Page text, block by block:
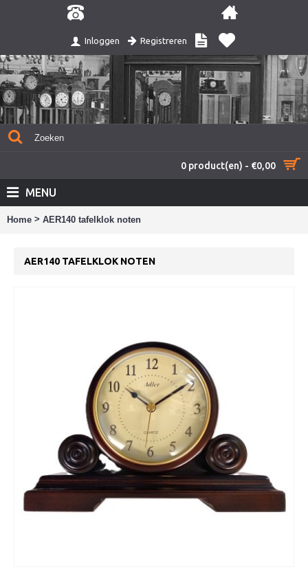
Inloggen Registreren
0 product(en) - €0,00
MENU
Home > AER140 tafelklok noten
AER140 TAFELKLOK NOTEN